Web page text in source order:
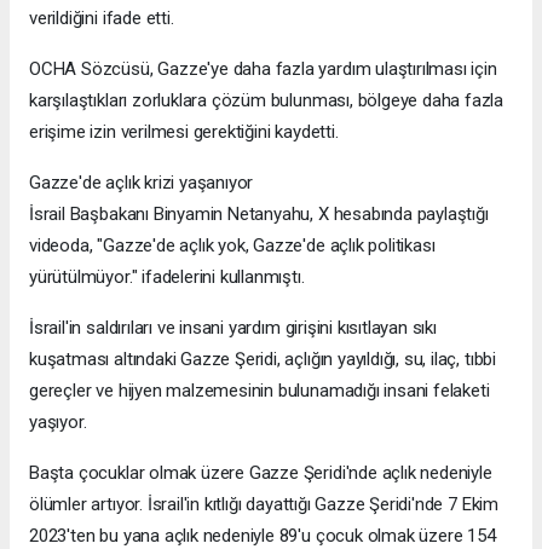
verildiğini ifade etti.
OCHA Sözcüsü, Gazze'ye daha fazla yardım ulaştırılması için
karşılaştıkları zorluklara çözüm bulunması, bölgeye daha fazla
erişime izin verilmesi gerektiğini kaydetti.
Gazze'de açlık krizi yaşanıyor
İsrail Başbakanı Binyamin Netanyahu, X hesabında paylaştığı
videoda, "Gazze'de açlık yok, Gazze'de açlık politikası
yürütülmüyor." ifadelerini kullanmıştı.
İsrail'in saldırıları ve insani yardım girişini kısıtlayan sıkı
kuşatması altındaki Gazze Şeridi, açlığın yayıldığı, su, ilaç, tıbbi
gereçler ve hijyen malzemesinin bulunamadığı insani felaketi
yaşıyor.
Başta çocuklar olmak üzere Gazze Şeridi'nde açlık nedeniyle
ölümler artıyor. İsrail'in kıtlığı dayattığı Gazze Şeridi'nde 7 Ekim
2023'ten bu yana açlık nedeniyle 89'u çocuk olmak üzere 154